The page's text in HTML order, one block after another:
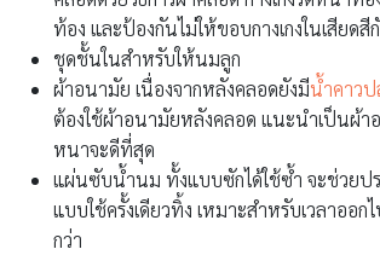
ท้อง และป้องกันไม่ให้ขอบกางเกงในเสียด
ชุดชั้นในสำหรับให้นมลูก
ผ้าอนามัย เนื่องจากหลังคลอดยังมีน้ำคาวป
ต้องใช้ผ้าอนามัยหลังคลอด แนะนำเป็นผ้
หนาจะดีที่สุด
แผ่นซับน้ำนม ทั้งแบบซักได้ใช้ซ้ำ จะช่วยป
แบบใช้ครั้งเดียวทิ้ง เหมาะสำหรับเวลาออก
กว่า